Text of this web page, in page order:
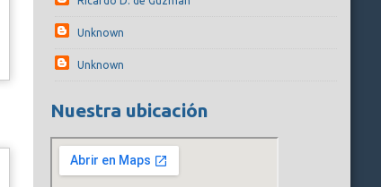
Unknown
Unknown
Nuestra ubicación